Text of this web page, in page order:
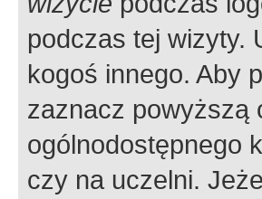
podczas tej wizyty.
kogoś innego. Aby
zaznacz powyższą
ogólnodostępnego
czy na uczelni.